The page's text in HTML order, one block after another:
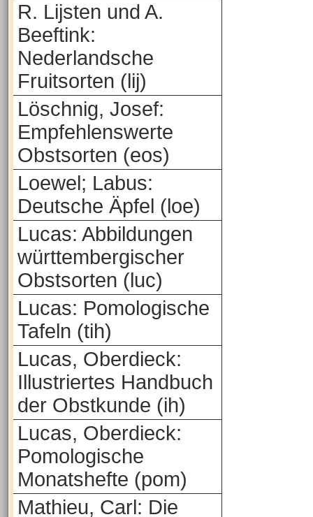
R. Lijsten und A.
Beeftink:
Nederlandsche
Fruitsorten (lij)
Löschnig, Josef:
Empfehlenswerte
Obstsorten (eos)
Loewel; Labus:
Deutsche Äpfel (loe)
Lucas: Abbildungen
württembergischer
Obstsorten (luc)
Lucas: Pomologische
Tafeln (tih)
Lucas, Oberdieck:
Illustriertes Handbuch
der Obstkunde (ih)
Lucas, Oberdieck:
Pomologische
Monatshefte (pom)
Mathieu, Carl: Die